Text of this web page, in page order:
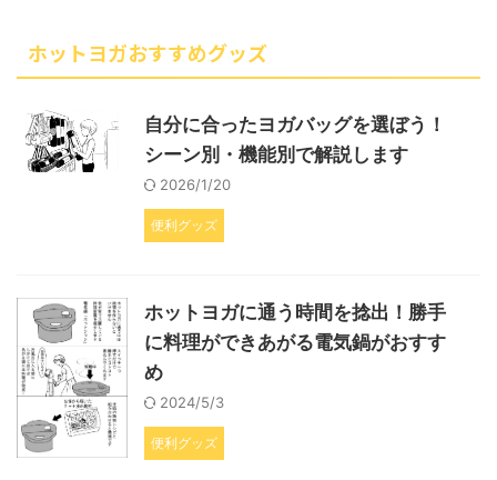
ホットヨガおすすめグッズ
自分に合ったヨガバッグを選ぼう！
シーン別・機能別で解説します
2026/1/20
便利グッズ
ホットヨガに通う時間を捻出！勝手
に料理ができあがる電気鍋がおすす
め
2024/5/3
便利グッズ